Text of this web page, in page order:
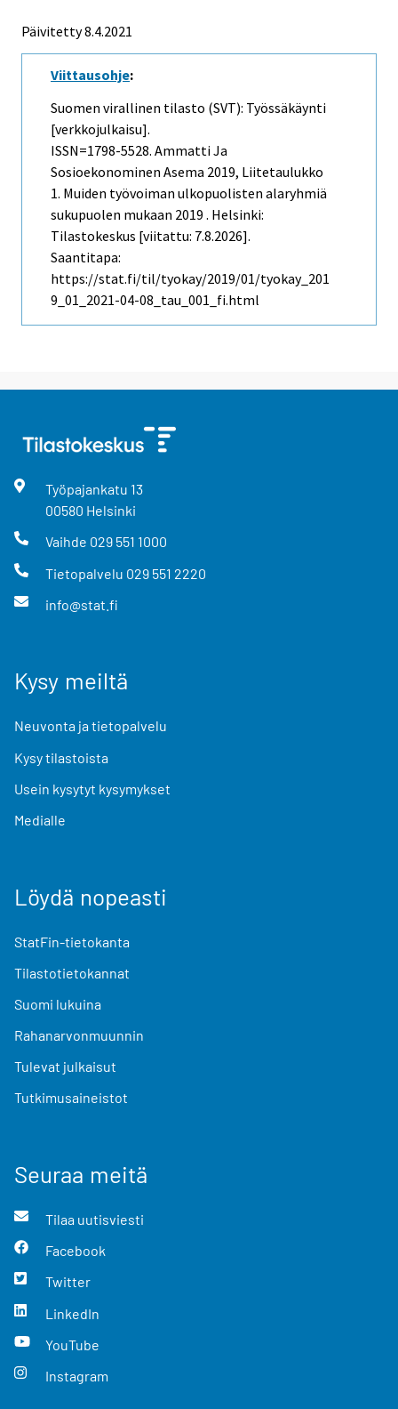
Päivitetty 8.4.2021
Viittausohje:
Suomen virallinen tilasto (SVT): Työssäkäynti
[verkkojulkaisu].
ISSN=1798-5528. Ammatti Ja
Sosioekonominen Asema 2019, Liitetaulukko
1. Muiden työvoiman ulkopuolisten alaryhmiä
sukupuolen mukaan 2019 . Helsinki:
Tilastokeskus [viitattu: 7.8.2026].
Saantitapa:
https://stat.fi/til/tyokay/2019/01/tyokay_201
9_01_2021-04-08_tau_001_fi.html
Työpajankatu 13
00580 Helsinki
Vaihde 029 551 1000
Tietopalvelu 029 551 2220
info@stat.fi
Kysy meiltä
Neuvonta ja tietopalvelu
Kysy tilastoista
Usein kysytyt kysymykset
Medialle
Löydä nopeasti
StatFin-tietokanta
Tilastotietokannat
Suomi lukuina
Rahanarvonmuunnin
Tulevat julkaisut
Tutkimusaineistot
Seuraa meitä
Tilaa uutisviesti
Facebook
Twitter
LinkedIn
YouTube
Instagram